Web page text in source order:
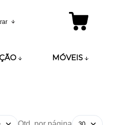
MÓVEIS